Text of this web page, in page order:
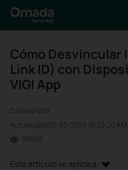
Cómo Desvincular
Link ID) con
VIGI App
Cámara VIGI
Actualizado03-20-2024 10:22:20 AM
96595
Este artículo se aplica a: